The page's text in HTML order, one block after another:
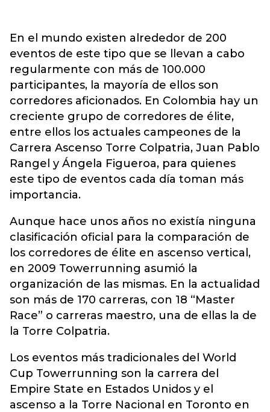
En el mundo existen alrededor de 200
eventos de este tipo que se llevan a cabo
regularmente con más de 100.000
participantes, la mayoría de ellos son
corredores aficionados. En Colombia hay un
creciente grupo de corredores de élite,
entre ellos los actuales campeones de la
Carrera Ascenso Torre Colpatria, Juan Pablo
Rangel y Ángela Figueroa, para quienes
este tipo de eventos cada día toman más
importancia.
Aunque hace unos años no existía ninguna
clasificación oficial para la comparación de
los corredores de élite en ascenso vertical,
en 2009 Towerrunning asumió la
organización de las mismas. En la actualidad
son más de 170 carreras, con 18 “Master
Race” o carreras maestro, una de ellas la de
la Torre Colpatria.
Los eventos más tradicionales del World
Cup Towerrunning son la carrera del
Empire State en Estados Unidos y el
ascenso a la Torre Nacional en Toronto en